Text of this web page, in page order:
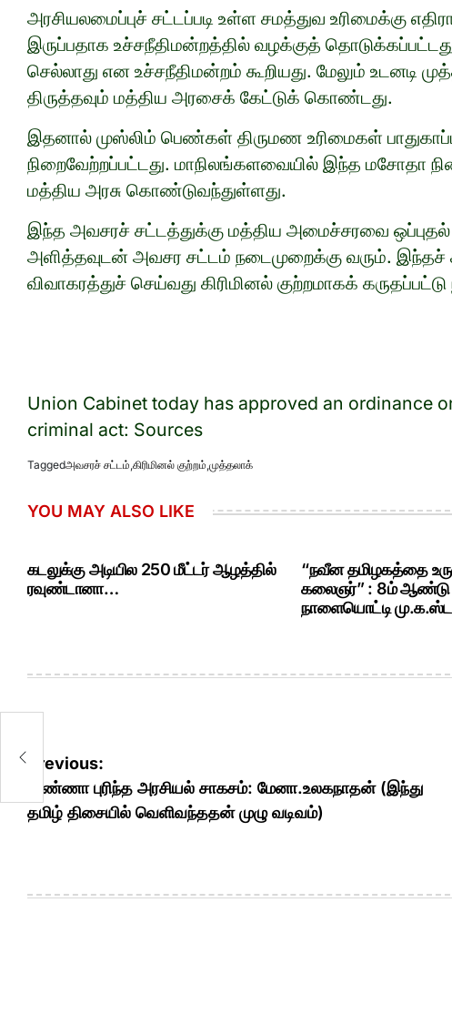
அரசியலமைப்புச் சட்டப்படி உள்ள சமத்துவ உரிமைக்கு
இருப்பதாக உச்சநீதிமன்றத்தில் வழக்குத்
செல்லாது என உச்சநீதிமன்றம் கூறியது. மேலும்
திருத்தவும் மத்திய அரசைக் கேட்டுக் கொண்டது.
இதனால் முஸ்லிம் பெண்கள் திருமண உரிமைகள்
நிறைவேற்றப்பட்டது. மாநிலங்களவையில் இந்த மசோதா
மத்திய அரசு கொண்டுவந்துள்ளது.
இந்த அவசரச் சட்டத்துக்கு மத்திய அமைச்சரவை ஒப்புதல்
அளித்தவுடன் அவசர சட்டம் நடைமுறைக்கு வரும். இந்தச்
விவாகரத்துச் செய்வது கிரிமினல் குற்றமாகக்
Union Cabinet today has approved an ordinance
criminal act: Sources
Taggedஅவசரச் சட்டம்,கிரிமினல் குற்றம்,முத்தலாக்
YOU MAY ALSO LIKE
கடலுக்கு அடியில 250 மீட்டர் ஆழத்தில்
ரவுண்டானா…
“நவீன தமிழகத்தை
கலைஞர்” : 8ம் ஆண்டு
நாளையொட்டி
Post
navigation
Previous:
அண்ணா புரிந்த அரசியல் சாகசம்: மேனா.உலகநாதன் (இந்து
தமிழ் திசையில் வெளிவந்ததன் முழு வடிவம்)